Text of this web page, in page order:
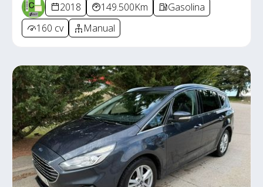
2018 149.500Km
Gasolina
160 cv
Manual